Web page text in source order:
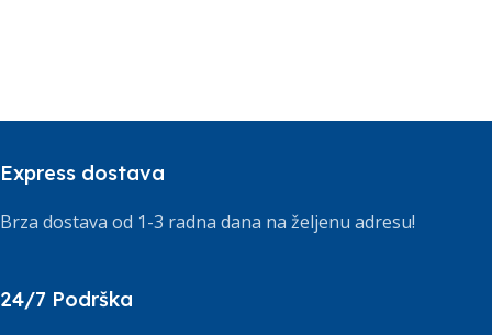
Express dostava
Brza dostava od 1-3 radna dana na željenu adresu!
24/7 Podrška